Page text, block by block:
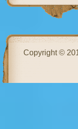
Copyright ©